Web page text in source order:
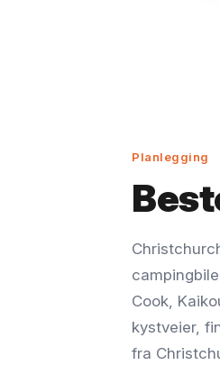
Planlegging
Cook,
kystveier,
fra